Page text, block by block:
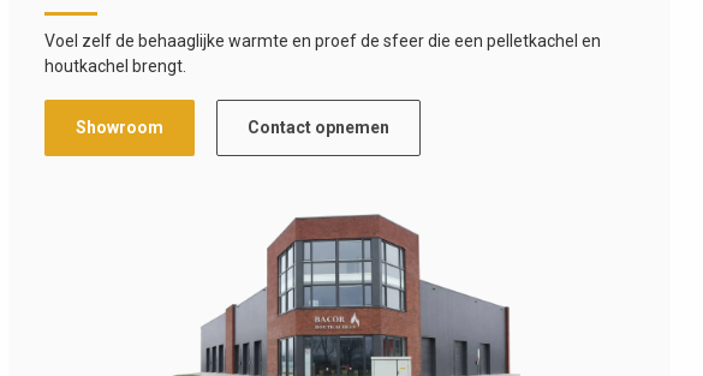
Voel zelf de behaaglijke warmte en proef de sfeer die een pelletkachel en
houtkachel brengt.
Showroom Contact opnemen